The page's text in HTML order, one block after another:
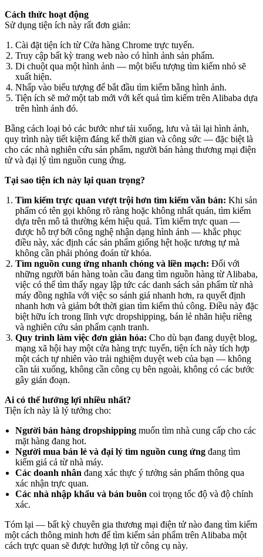
Cách thức hoạt động
Sử dụng tiện ích này rất đơn giản:
Cài đặt tiện ích từ Cửa hàng Chrome trực tuyến.
Truy cập bất kỳ trang web nào có hình ảnh sản phẩm.
Di chuột qua một hình ảnh — một biểu tượng tìm kiếm nhỏ sẽ
xuất hiện.
Nhấp vào biểu tượng để bắt đầu tìm kiếm bằng hình ảnh.
Tiện ích sẽ mở một tab mới với kết quả tìm kiếm trên Alibaba dựa
trên hình ảnh đó.
Bằng cách loại bỏ các bước như tải xuống, lưu và tải lại hình ảnh,
quy trình này tiết kiệm đáng kể thời gian và công sức — đặc biệt là
cho các nhà nghiên cứu sản phẩm, người bán hàng thương mại điện
tử và đại lý tìm nguồn cung ứng.
Tại sao tiện ích này lại quan trọng?
Tìm kiếm trực quan vượt trội hơn tìm kiếm văn bản: Khi sản
phẩm có tên gọi không rõ ràng hoặc không nhất quán, tìm kiếm
dựa trên mô tả thường kém hiệu quả. Tìm kiếm trực quan —
được hỗ trợ bởi công nghệ nhận dạng hình ảnh — khắc phục
điều này, xác định các sản phẩm giống hệt hoặc tương tự mà
không cần phải phỏng đoán từ khóa.
Tìm nguồn cung ứng nhanh chóng và liền mạch: Đối với
những người bán hàng toàn cầu đang tìm nguồn hàng từ Alibaba,
việc có thể tìm thấy ngay lập tức các danh sách sản phẩm từ nhà
máy đồng nghĩa với việc so sánh giá nhanh hơn, ra quyết định
nhanh hơn và giảm bớt thời gian tìm kiếm thủ công. Điều này đặc
biệt hữu ích trong lĩnh vực dropshipping, bán lẻ nhãn hiệu riêng
và nghiên cứu sản phẩm cạnh tranh.
Quy trình làm việc đơn giản hóa: Cho dù bạn đang duyệt blog,
mạng xã hội hay một cửa hàng trực tuyến, tiện ích này tích hợp
một cách tự nhiên vào trải nghiệm duyệt web của bạn — không
cần tải xuống, không cần công cụ bên ngoài, không có các bước
gây gián đoạn.
Ai có thể hưởng lợi nhiều nhất?
Tiện ích này là lý tưởng cho:
Người bán hàng dropshipping muốn tìm nhà cung cấp cho các
mặt hàng đang hot.
Người mua bán lẻ và đại lý tìm nguồn cung ứng đang tìm
kiếm giá cả từ nhà máy.
Các doanh nhân đang xác thực ý tưởng sản phẩm thông qua
xác nhận trực quan.
Các nhà nhập khẩu và bán buôn coi trọng tốc độ và độ chính
xác.
Tóm lại — bất kỳ chuyên gia thương mại điện tử nào đang tìm kiếm
một cách thông minh hơn để tìm kiếm sản phẩm trên Alibaba một
cách trực quan sẽ được hưởng lợi từ công cụ này.